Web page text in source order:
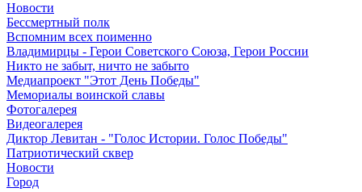
Новости
Бессмертный полк
Вспомним всех поименно
Владимирцы - Герои Советского Союза, Герои России
Никто не забыт, ничто не забыто
Медиапроект "Этот День Победы"
Мемориалы воинской славы
Фотогалерея
Видеогалерея
Диктор Левитан - "Голос Истории. Голос Победы"
Патриотический сквер
Новости
Город